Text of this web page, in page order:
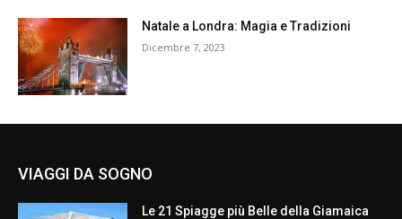
Natale a Londra: Magia e Tradizioni
Dicembre 7, 2023
VIAGGI DA SOGNO
Le 21 Spiagge più Belle della Giamaica